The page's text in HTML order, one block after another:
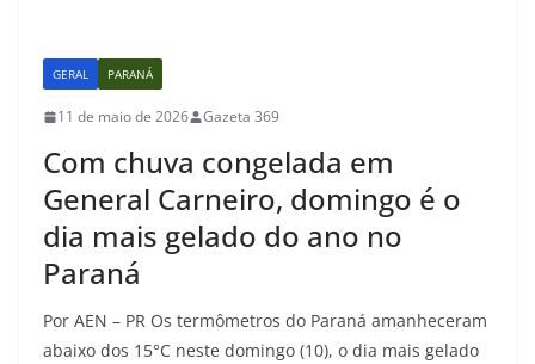
GERAL PARANÁ
11 de maio de 2026 Gazeta 369
Com chuva congelada em
General Carneiro, domingo é o
dia mais gelado do ano no
Paraná
Por AEN – PR Os termômetros do Paraná amanheceram
abaixo dos 15°C neste domingo (10), o dia mais gelado